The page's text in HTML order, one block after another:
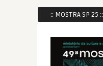
:: MOSTRA SP 25 ::